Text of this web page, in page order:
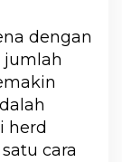
dengan
jumlah
herd
cara